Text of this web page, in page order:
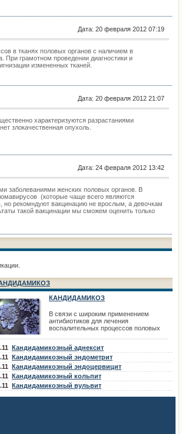
Дата: 20 февраля 2012 07:19
в тканях половых органов с наличием в
При грамотном проведении диагностики и
измененных тканей.
Дата: 20 февраля 2012 21:07
характеризуются разрастаниями
злокачественная опухоль.
Дата: 24 февраля 2012 13:42
заболеваниями женских половых органов. В
(которые чаще всего являются
но рекомндуют вакцинацию не врослым, а девочкам
такой вакцинации мы сможем оценить только
КАНДИДАМИКОЗ
В связи с широким применением
антибиотиков для лечения
воспалительных процессов половых
половых органов. Кандидамикоз может
быть первичным заболеванием и как
осложнение антибиотикотерапии.
Кандидамикоз (кандидоз, молочница)
вызывается дрожжеподобными грибами
р
Кандидамикозный аднексит
Кандидамикозный эндометрит
Кандидамикозный эндоцервицит
Кандидамикозный кольпит
Кандидамикозный вульвит